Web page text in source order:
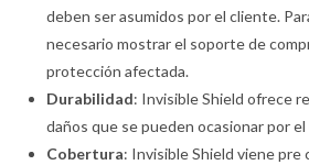
deben ser asumidos por el cliente.
necesario mostrar el soporte de
protección afectada.
Durabilidad: Invisible Shield ofrece
daños que se pueden ocasionar por el
Cobertura: Invisible Shield viene pre